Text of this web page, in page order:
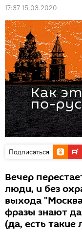
17:37 15.03.2020
Подписаться
Вечер
люди, и без
выхода
фразы знают
(да, есть такие